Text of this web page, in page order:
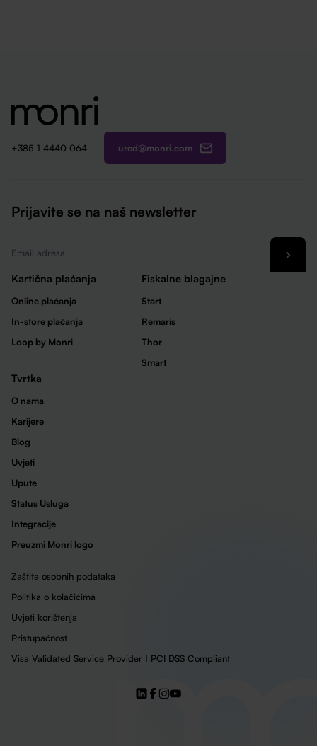
+385 1 4440 064 ured@monri.com
Prijavite se na naš newsletter
Kartična plaćanja
Online plaćanja
In-store plaćanja
Loop by Monri
Fiskalne blagajne
Start
Remaris
Thor
Smart
Tvrtka
O nama
Karijere
Blog
Uvjeti
Upute
Status Usluga
Integracije
Preuzmi Monri logo
Zaštita osobnih podataka
Politika o kolačićima
Uvjeti korištenja
Pristupačnost
Visa Validated Service Provider | PCI DSS Compliant